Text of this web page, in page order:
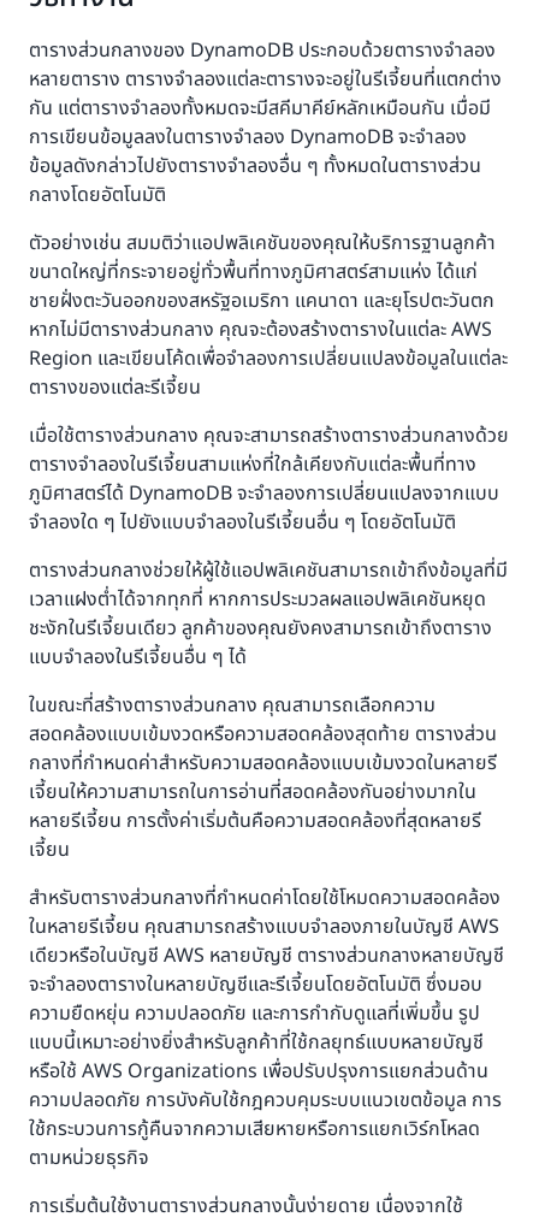
ตารางส่วนกลางของ DynamoDB ประกอบด้วยตารางจำลอง
หลายตาราง ตารางจำลองแต่ละตารางจะอยู่ในรีเจี้ยนที่แตกต่าง
กัน แต่ตารางจำลองทั้งหมดจะมีสคีมาคีย์หลักเหมือนกัน เมื่อมี
การเขียนข้อมูลลงในตารางจำลอง DynamoDB จะจำลอง
ข้อมูลดังกล่าวไปยังตารางจำลองอื่น ๆ ทั้งหมดในตารางส่วน
กลางโดยอัตโนมัติ
ตัวอย่างเช่น สมมติว่าแอปพลิเคชันของคุณให้บริการฐานลูกค้า
ขนาดใหญ่ที่กระจายอยู่ทั่วพื้นที่ทางภูมิศาสตร์สามแห่ง ได้แก่
ชายฝั่งตะวันออกของสหรัฐอเมริกา แคนาดา และยุโรปตะวันตก
หากไม่มีตารางส่วนกลาง คุณจะต้องสร้างตารางในแต่ละ AWS
Region และเขียนโค้ดเพื่อจำลองการเปลี่ยนแปลงข้อมูลในแต่ละ
ตารางของแต่ละรีเจี้ยน
เมื่อใช้ตารางส่วนกลาง คุณจะสามารถสร้างตารางส่วนกลางด้วย
ตารางจำลองในรีเจี้ยนสามแห่งที่ใกล้เคียงกับแต่ละพื้นที่ทาง
ภูมิศาสตร์ได้ DynamoDB จะจำลองการเปลี่ยนแปลงจากแบบ
จำลองใด ๆ ไปยังแบบจำลองในรีเจี้ยนอื่น ๆ โดยอัตโนมัติ
ตารางส่วนกลางช่วยให้ผู้ใช้แอปพลิเคชันสามารถเข้าถึงข้อมูลที่มี
เวลาแฝงต่ำได้จากทุกที่ หากการประมวลผลแอปพลิเคชันหยุด
ชะงักในรีเจี้ยนเดียว ลูกค้าของคุณยังคงสามารถเข้าถึงตาราง
แบบจำลองในรีเจี้ยนอื่น ๆ ได้
ในขณะที่สร้างตารางส่วนกลาง คุณสามารถเลือกความ
สอดคล้องแบบเข้มงวดหรือความสอดคล้องสุดท้าย ตารางส่วน
กลางที่กำหนดค่าสำหรับความสอดคล้องแบบเข้มงวดในหลายรี
เจี้ยนให้ความสามารถในการอ่านที่สอดคล้องกันอย่างมากใน
หลายรีเจี้ยน การตั้งค่าเริ่มต้นคือความสอดคล้องที่สุดหลายรี
เจี้ยน
สำหรับตารางส่วนกลางที่กำหนดค่าโดยใช้โหมดความสอดคล้อง
ในหลายรีเจี้ยน คุณสามารถสร้างแบบจำลองภายในบัญชี AWS
เดียวหรือในบัญชี AWS หลายบัญชี ตารางส่วนกลางหลายบัญชี
จะจำลองตารางในหลายบัญชีและรีเจี้ยนโดยอัตโนมัติ ซึ่งมอบ
ความยืดหยุ่น ความปลอดภัย และการกำกับดูแลที่เพิ่มขึ้น รูป
แบบนี้เหมาะอย่างยิ่งสำหรับลูกค้าที่ใช้กลยุทธ์แบบหลายบัญชี
หรือใช้ AWS Organizations เพื่อปรับปรุงการแยกส่วนด้าน
ความปลอดภัย การบังคับใช้กฎควบคุมระบบแนวเขตข้อมูล การ
ใช้กระบวนการกู้คืนจากความเสียหายหรือการแยกเวิร์กโหลด
ตามหน่วยธุรกิจ
การเริ่มต้นใช้งานตารางส่วนกลางนั้นง่ายดาย เนื่องจากใช้